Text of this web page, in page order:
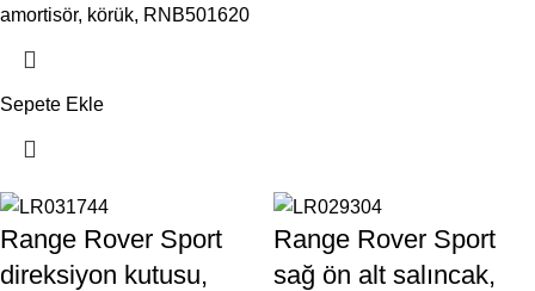
amortisör, körük, RNB501620
Sepete Ekle
Range Rover Sport
direksiyon kutusu,
Range Rover Sport
sağ ön alt salıncak,